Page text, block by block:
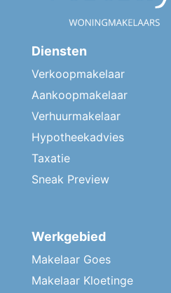
Diensten
Verkoopmakelaar
Aankoopmakelaar
Verhuurmakelaar
Hypotheekadvies
Taxatie
Sneak Preview
Werkgebied
Makelaar Goes
Makelaar Kloetinge